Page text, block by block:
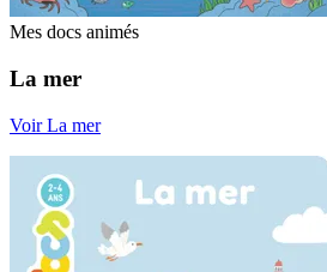
Mes docs animés
La mer
Voir La mer